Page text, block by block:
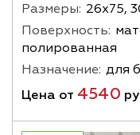
Размеры: 26х75,
Поверхность:
полированная
Назначение: для
Цена от 4540